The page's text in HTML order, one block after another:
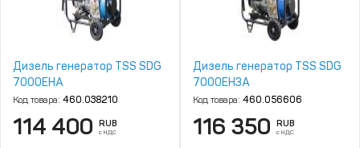
Дизель генератор TSS SDG
7000EHA
Код товара: 460.038210
114 400 RUB
с НДС
Дизель генератор TSS SDG
7000EH3A
Код товара: 460.056606
116 350 RUB
с НДС